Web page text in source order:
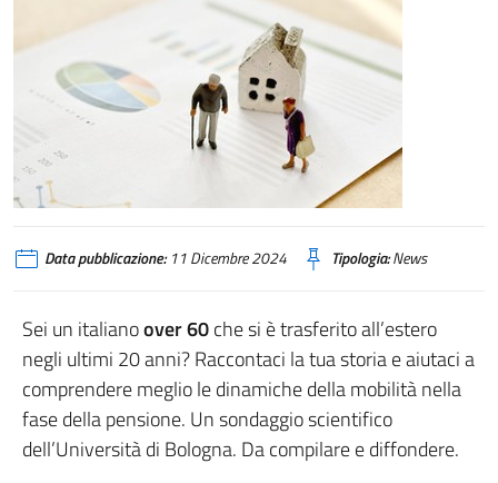
Data pubblicazione:11 Dicembre 2024 Tipologia:News
Sei un italianoover 60che si è trasferito all’estero
negli ultimi 20 anni? Raccontaci la tua storia e aiutaci a
comprendere meglio le dinamiche della mobilità nella
fase della pensione. Un sondaggio scientifico
dell’Università di Bologna. Da compilare e diffondere.